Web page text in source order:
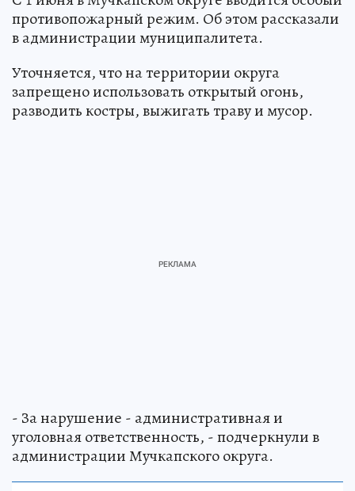
противопожарный режим. Об этом рассказали
в администрации муниципалитета.
Уточняется, что на территории округа
запрещено использовать открытый огонь,
разводить костры, выжигать траву и мусор.
- За нарушение - административная и
уголовная ответственность, - подчеркнули в
администрации Мучкапского округа.